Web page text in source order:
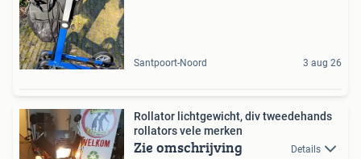
Santpoort-Noord 3 aug 26
Rollator lichtgewicht, div tweedehands
rollators vele merken
Zie omschrijving Details